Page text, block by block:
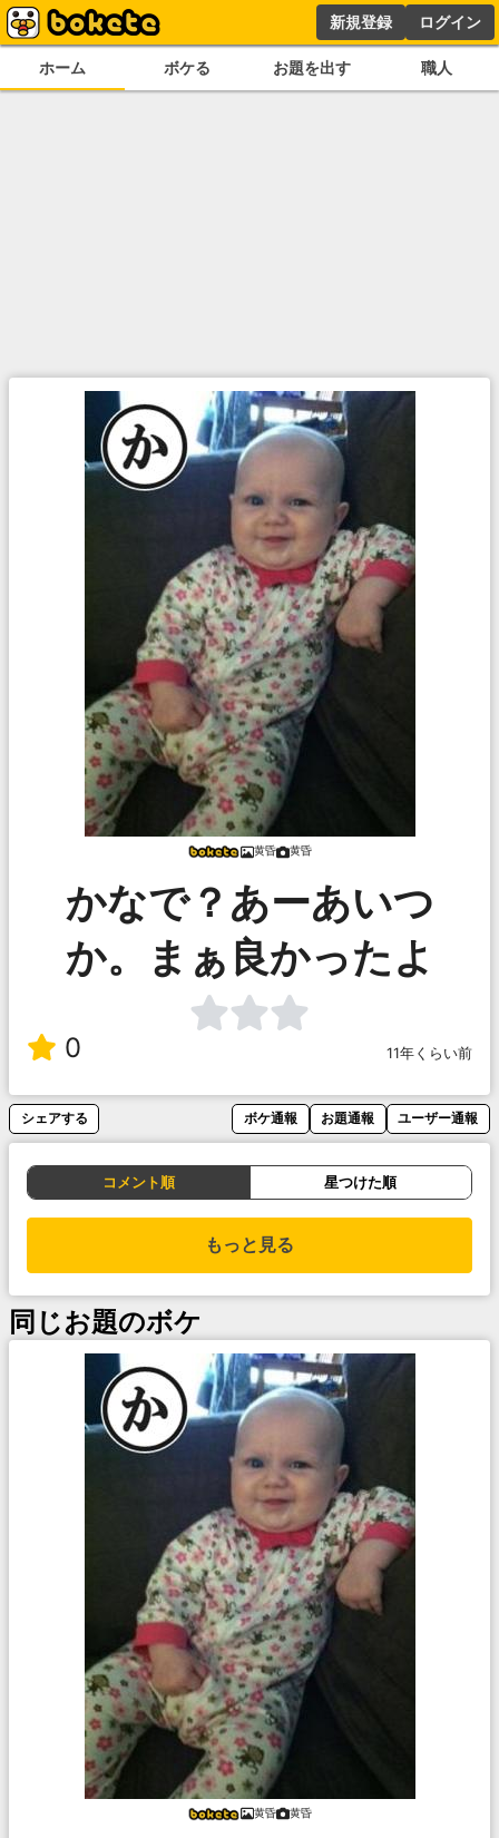
新規登録 ログイン
ホーム ボケる お題を出す 職人
黄昏 黄昏
かなで？あーあいつ
か。まぁ良かったよ
0 11年くらい前
シェアする ボケ通報 お題通報 ユーザー通報
コメント順 星つけた順
もっと見る
同じお題のボケ
黄昏 黄昏